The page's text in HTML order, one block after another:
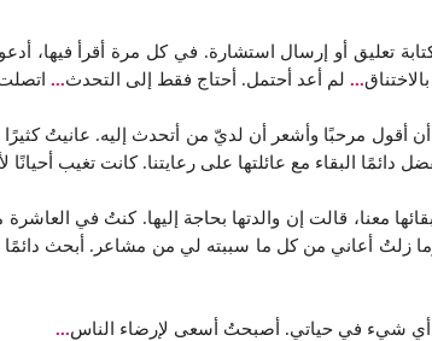
تعليق أو إرسال استشارة. في كل مرة أقرأ فيها،
... لم أعد أحتمل. أحتاج فقط إلى التحدث...
وأشعر أن لديّ من أتحدث إليه. عانيتُ كثيرًا في
البقاء مع عائلتها على رعايتنا. كانت تغيب أحيانًا
معنا، قالت إن والدتها بحاجة إليها. كنتُ في
زلتُ أعاني من كل ما سببته لي من مشاعر. أبحث
شيء في حياتي. أصبحتُ أسعى لإرضاء الناس...